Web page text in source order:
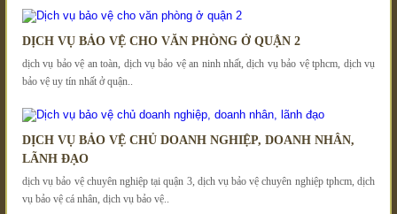
DỊCH VỤ BẢO VỆ CHO VĂN PHÒNG Ở QUẬN 2
dịch vụ bảo vệ an toàn, dịch vụ bảo vệ an ninh nhất, dịch vụ bảo vệ tphcm, dịch vụ
bảo vệ uy tín nhất ở quận..
DỊCH VỤ BẢO VỆ CHỦ DOANH NGHIỆP, DOANH NHÂN,
LÃNH ĐẠO
dịch vụ bảo vệ chuyên nghiệp tại quận 3, dịch vụ bảo vệ chuyên nghiệp tphcm, dịch
vụ bảo vệ cá nhân, dịch vụ bảo vệ..